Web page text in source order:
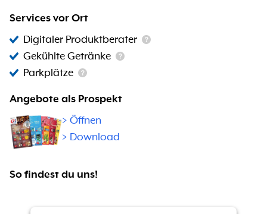
Services vor Ort
Digitaler Produktberater
Gekühlte Getränke
Parkplätze
Angebote als Prospekt
> Öffnen
> Download
So findest du uns!